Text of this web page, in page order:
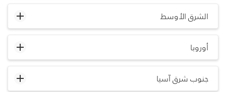
الشرق الأوسط
أوروبا
جنوب شرق آسيا